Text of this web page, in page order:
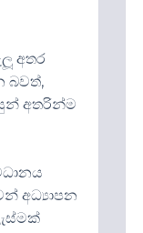
අතර
බවත්,
අතරින්ම
අධ්‍යාපන